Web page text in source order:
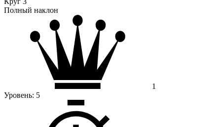
Полный наклон
1
Уровень: 5